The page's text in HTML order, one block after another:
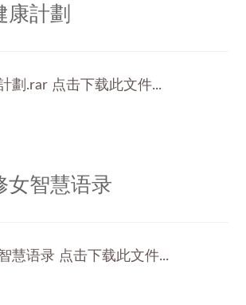
康計劃
劃.rar 点击下载此文件...
女智慧语录
慧语录 点击下载此文件...